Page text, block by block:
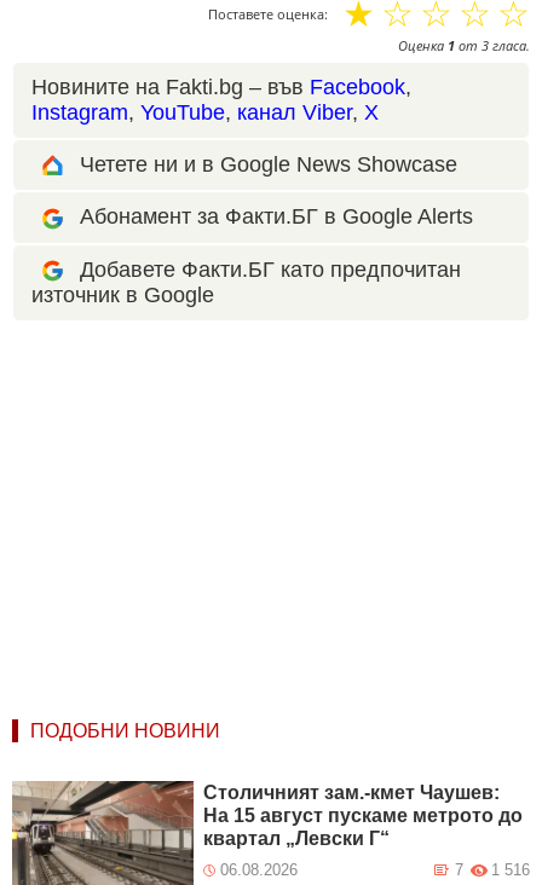
Поставете оценка: ☆
☆
☆
☆
☆
Оценка 1 от 3 гласа.
Новините на Fakti.bg – във Facebook,
Instagram, YouTube, канал Viber, X
Четете ни и в Google News Showcase
Абонамент за Факти.БГ в Google Alerts
Добавете Факти.БГ като предпочитан
източник в Google
ПОДОБНИ НОВИНИ
Столичният зам.-кмет Чаушев:
На 15 август пускаме метрото до
квартал „Левски Г“
06.08.2026 1 516
7